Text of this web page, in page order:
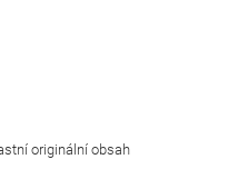
originální obsah